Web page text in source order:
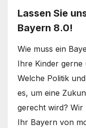
Lassen Sie
Bayern 8.0!
Wie muss ein
Ihre Kinder gerne
Welche Politik
es, um eine
gerecht wird? Wir
Ihr Bayern von